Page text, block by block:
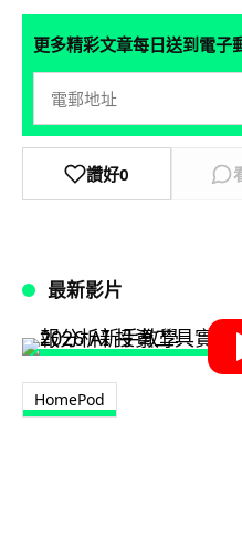
更多精彩文章每日送到電子
讚好0
最新影片
HomePod